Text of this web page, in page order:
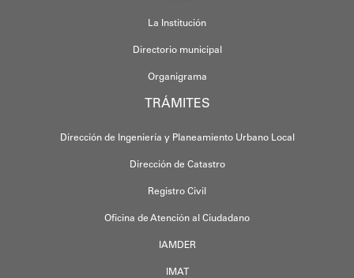
La Institución
Directorio municipal
Organigrama
TRÁMITES
Dirección de Ingeniería y Planeamiento Urbano Local
Dirección de Catastro
Registro Civil
Oficina de Atención al Ciudadano
IAMDER
IMAT